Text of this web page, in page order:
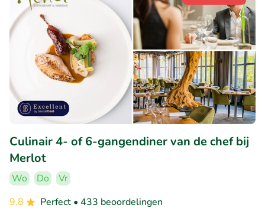
Culinair 4- of 6-gangendiner van de chef bij
Merlot
Wo Do
Vr
9.8
Perfect • 433 beoordelingen